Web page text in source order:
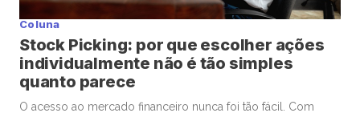
Coluna
Stock Picking: por que escolher ações
individualmente não é tão simples
quanto parece
O acesso ao mercado financeiro nunca foi tão fácil. Com